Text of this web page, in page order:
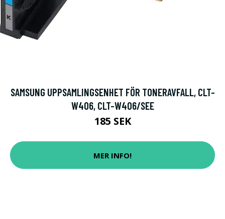
SAMSUNG UPPSAMLINGSENHET FÖR TONERAVFALL, CLT-
W406, CLT-W406/SEE
185 SEK
MER INFO!